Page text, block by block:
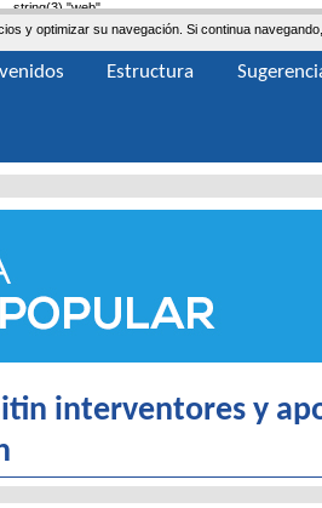
string(3) "web"
y optimizar su navegación. Si continua
interventores y
Estructura